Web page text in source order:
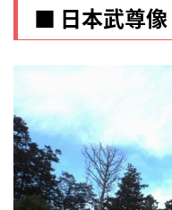
■ 日本武尊像